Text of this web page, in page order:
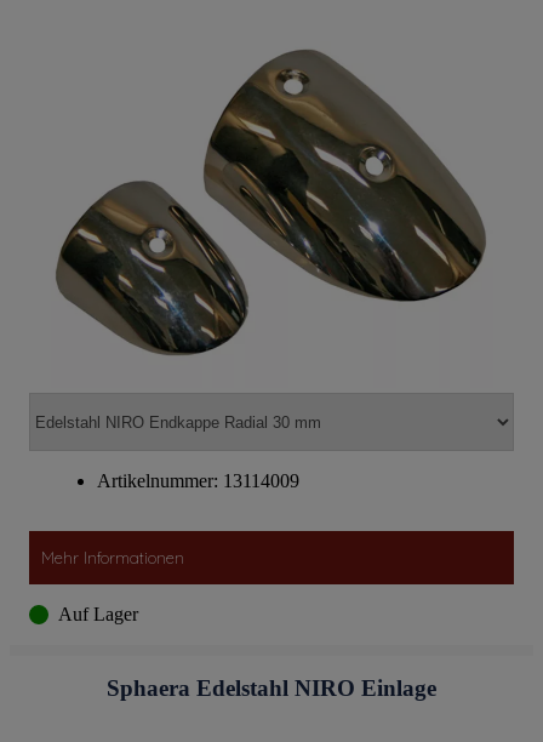
Artikelnummer: 13114009
Mehr Informationen
Auf Lager
Sphaera Edelstahl NIRO Einlage